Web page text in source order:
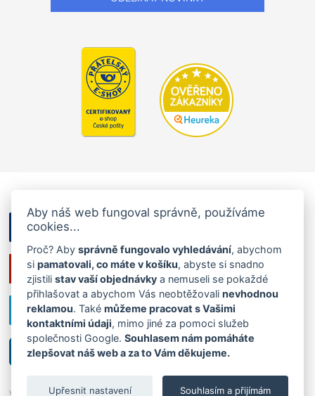
Aby náš web fungoval správně, používáme
cookies...
Proč? Abysprávně fungovalo vyhledávání, abychom
sipamatovali, co máte v košíku, abyste si snadno
zjistilistav vaší objednávky a nemuseli se pokaždé
přihlašovat a abychom Vás neobtěžovalinevhodnou
reklamou. Takémůžeme pracovat s Vašimi
kontaktními údaji, mimo jiné za pomoci služeb
společnosti Google.Souhlasem nám pomáháte
zlepšovat náš web a za to Vám děkujeme.
Souhlasím a přijímám
Upřesnit nastavení